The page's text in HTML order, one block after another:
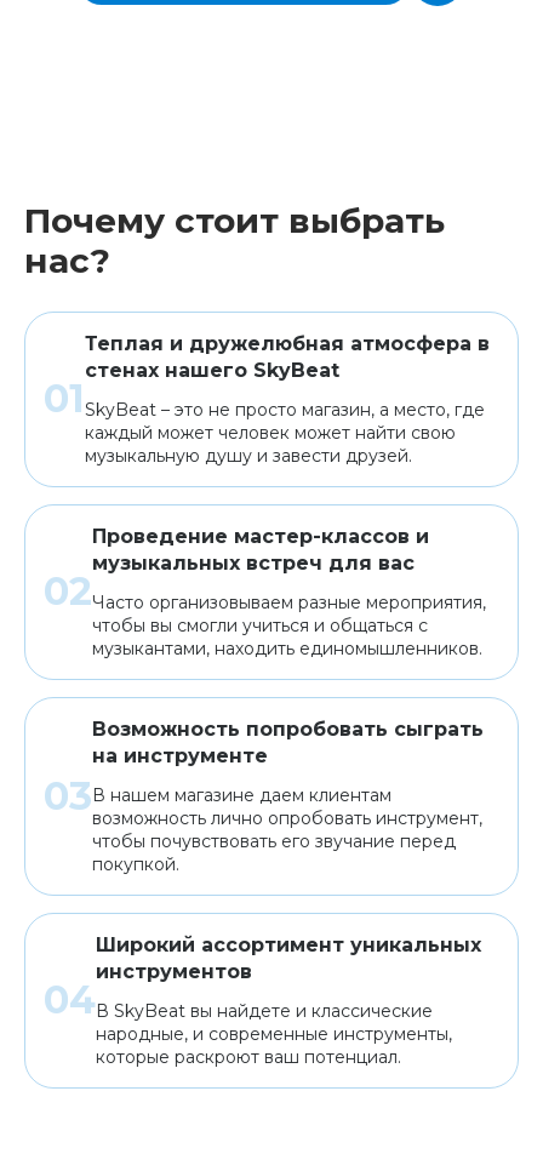
Почему стоит выбрать
нас?
Теплая и дружелюбная атмосфера в
стенах нашего SkyBeat
SkyBeat – это не просто магазин, а место, где
каждый может человек может найти свою
музыкальную душу и завести друзей.
Проведение мастер-классов и
музыкальных встреч для вас
Часто организовываем разные мероприятия,
чтобы вы смогли учиться и общаться с
музыкантами, находить единомышленников.
Возможность попробовать сыграть
на инструменте
В нашем магазине даем клиентам
возможность лично опробовать инструмент,
чтобы почувствовать его звучание перед
покупкой.
Широкий ассортимент уникальных
инструментов
В SkyBeat вы найдете и классические
народные, и современные инструменты,
которые раскроют ваш потенциал.